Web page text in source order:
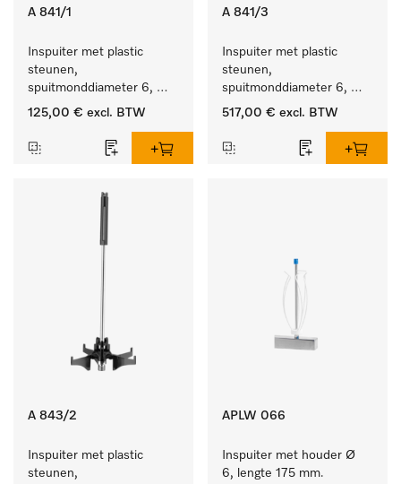
A 841/1
Inspuiter met plastic
steunen,
spuitmonddiameter 6,
lengte 210 mm, 5 stuks
125,00 € excl. BTW
A 841/3
Inspuiter met plastic
steunen,
spuitmonddiameter 6,
lengte 210 mm, 20 stuks
517,00 € excl. BTW
A 843/2
Inspuiter met plastic
steunen,
APLW 066
Inspuiter met houder Ø
6, lengte 175 mm.